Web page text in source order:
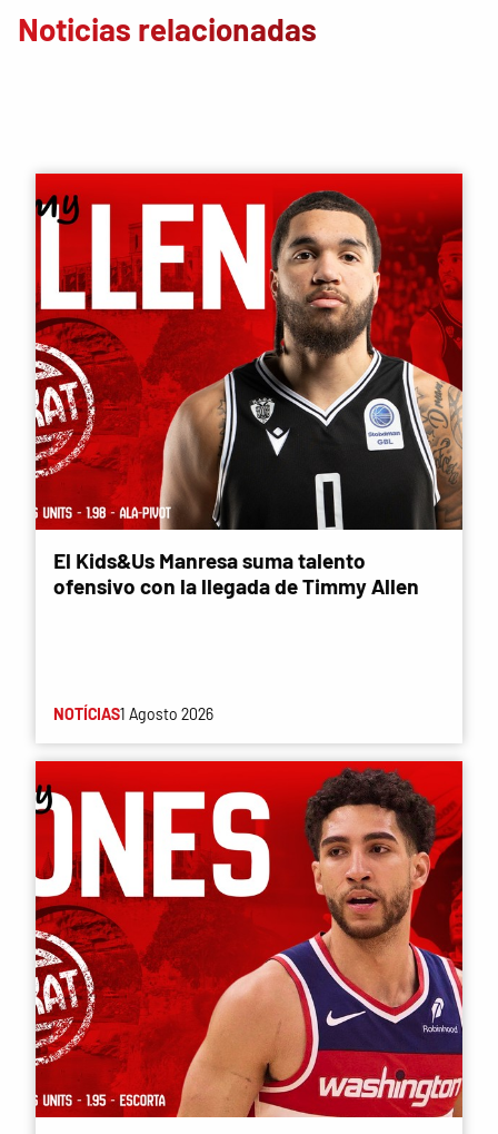
Noticias relacionadas
El Kids&Us Manresa suma talento
ofensivo con la llegada de Timmy Allen
NOTÍCIAS1 Agosto 2026